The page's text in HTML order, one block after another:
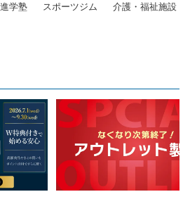
学塾 スポーツジム 介護・福祉施設